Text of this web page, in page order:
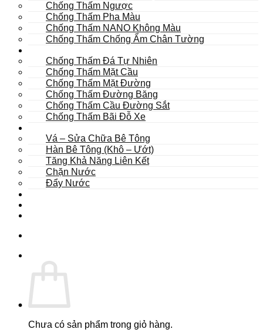
Chống Thấm Ngược
Chống Thấm Pha Màu
Chống Thấm NANO Không Màu
Chống Thấm Chống Ẩm Chân Tường
Chống Thấm Đá Tự Nhiên
Chống Thấm Mặt Cầu
Chống Thấm Mặt Đường
Chống Thấm Đường Băng
Chống Thấm Cầu Đường Sắt
Chống Thấm Bãi Đỗ Xe
Vá – Sửa Chữa Bê Tông
Hàn Bê Tông (Khô – Ướt)
Tăng Khả Năng Liên Kết
Chặn Nước
Đẩy Nước
Chưa có sản phẩm trong giỏ hàng.